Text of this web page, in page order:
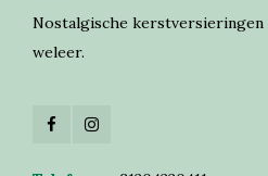
Nostalgische kerstversieringen
weleer.